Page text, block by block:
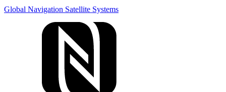
Global Navigation Satellite Systems